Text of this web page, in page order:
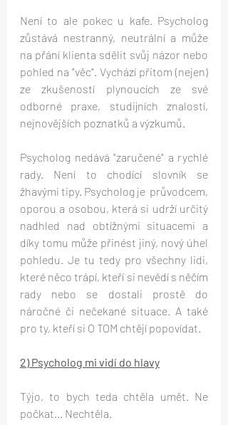
Není to ale pokec u kafe. Psycholog
zůstává nestranný, neutrální a může
na přání klienta sdělit svůj názor nebo
pohled na "věc". Vychází přitom (nejen)
ze zkušeností plynoucích ze své
odborné praxe, studijních znalostí,
nejnovějších poznatků a výzkumů.
Psycholog nedává "zaručené" a rychlé
rady. Není to chodící slovník se
žhavými tipy. Psycholog je  průvodcem,
oporou a osobou, která si udrží určitý
nadhled nad obtížnými situacemi a
díky tomu může přinést jiný, nový úhel
pohledu. Je tu tedy pro všechny lidi,
které něco trápí, kteří si nevědí s něčím
rady nebo se dostali prostě do
náročné či nečekané situace. A také
pro ty, kteří si O TOM chtějí popovídat.
2) Psycholog mi vidí do hlavy
Týjo, to bych teda chtěla umět. Ne
počkat... Nechtěla.